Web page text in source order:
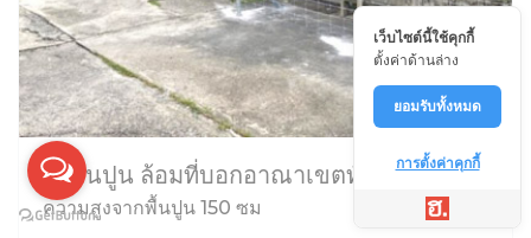
ตั้งบนปูน ล้อมที่บอกอาณาเขตทั่วไป
ความสูงจากพื้นปูน 150 ซม
เว็บไซต์นี้ใช้คุกกี้
ตั้งค่าด้านล่าง
ยอมรับทั้งหมด
การตั้งค่าคุกกี้